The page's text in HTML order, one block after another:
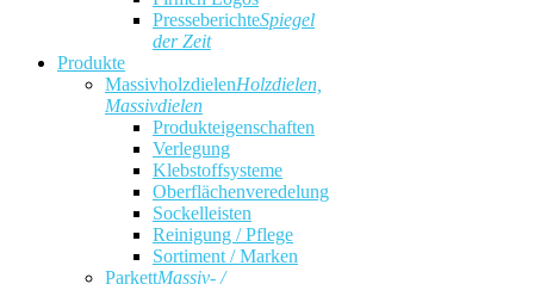
PresseberichteSpiegel
der Zeit
Produkte
MassivholzdielenHolzdielen,
Massivdielen
Produkteigenschaften
Verlegung
Klebstoffsysteme
Oberflächenveredelung
Sockelleisten
Reinigung / Pflege
Sortiment / Marken
ParkettMassiv- /